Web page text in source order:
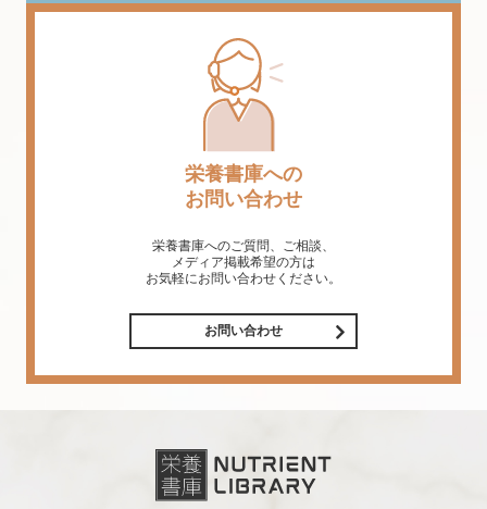
栄養書庫への
お問い合わせ
栄養書庫へのご質問、ご相談、
メディア掲載希望の方は
お気軽にお問い合わせください。
お問い合わせ